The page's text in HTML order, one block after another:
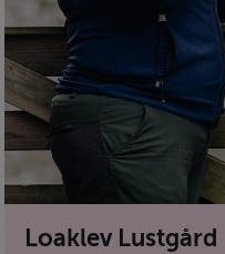
Loaklev Lustgård